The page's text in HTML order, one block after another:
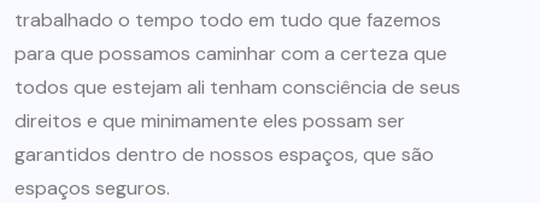
trabalhado o tempo todo em tudo que fazemos
para que possamos caminhar com a certeza que
todos que estejam ali tenham consciência de seus
direitos e que minimamente eles possam ser
garantidos dentro de nossos espaços, que são
espaços seguros.